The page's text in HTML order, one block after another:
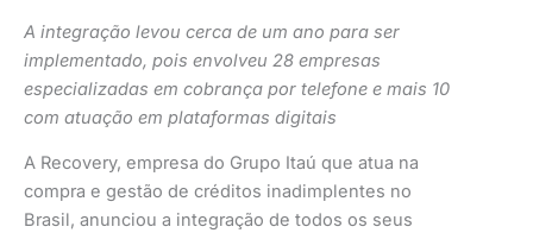
A integração levou cerca de um ano para ser
implementado, pois envolveu 28 empresas
especializadas em cobrança por telefone e mais 10
com atuação em plataformas digitais
A Recovery, empresa do Grupo Itaú que atua na
compra e gestão de créditos inadimplentes no
Brasil, anunciou a integração de todos os seus